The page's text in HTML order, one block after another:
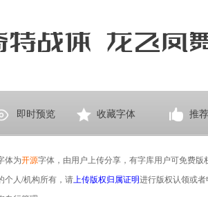
特战体 龙飞凤
即时预览 收藏字体 推荐
体为开源字体，由用户上传分享，有字库用户可免费
个人/机构所有，请 上传版权归属证明进行版权认领或